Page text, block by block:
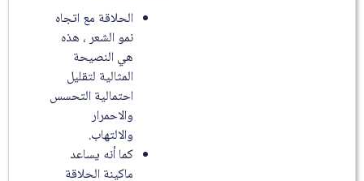
الحلاقة مع اتجاه
نمو الشعر ، هذه
هي النصيحة
المثالية لتقليل
احتمالية التحسس
والاحمرار
والالتهاب.
كما أنه يساعد
ماكينة الحلاقة